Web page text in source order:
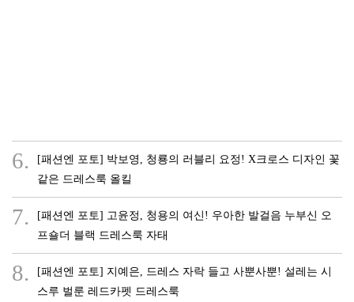
6.
[패션엔 포토] 박보영, 청룡의 러블리 요정! X크로스 디자인 꽃
같은 드레스룩 올킬
7.
[패션엔 포토] 고윤정, 청용의 여신! 우아한 발걸음 누부신 오
프숄더 블랙 드레스룩 자태
8.
[패션엔 포토] 지예은, 드레스 자락 들고 사뿐사뿐! 설레는 시
스루 벌룬 레드카펫 드레스룩